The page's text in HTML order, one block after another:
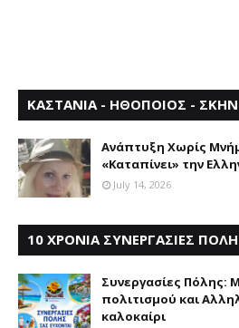
ΚΑΣΤΑΝΙΑ - ΗΘΟΠΟΙΟΣ -
Aνάπτυξη Xωρίς
«Καταπίνει» την
July 14, 2026
10 ΧΡΟΝΙΑ ΣΥΝΕΡΓΑΣΙΕΣ
Συνεργασίες Πόλης:
πολιτισμού και
καλοκαίρι